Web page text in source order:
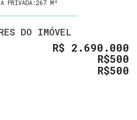
PRIVADA:267 M²
DO IMÓVEL
R$ 2.690.000
R$500
R$500